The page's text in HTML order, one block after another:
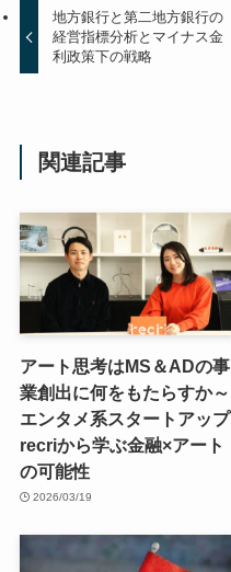
地方銀行と第二地方銀行の
経営指標分析とマイナス金
利政策下の戦略
関連記事
アート思考はMS＆ADの事
業創出に何をもたらすか～
エンタメ系スタートアップ
recriから学ぶ金融×アート
の可能性
2026/03/19